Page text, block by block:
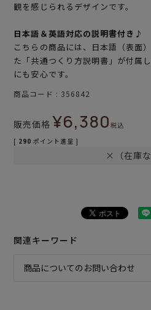
観を感じられるデザインです。
日本語＆英語対応の説明書付き♪
こちらの商品には、日本語（表面
た「共通つくり方説明書」が付属
にも安心です。
商品コード 356842
販売価格 ¥6,380税込
[ 290 ポイント進呈 ]
×（在庫な
関連キーワード
商品についてのお問い合わせ